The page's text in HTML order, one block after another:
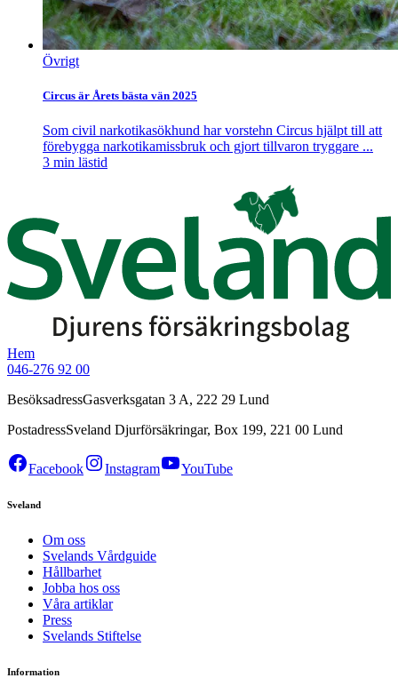
Övrigt
Circus är Årets bästa vän 2025
Som civil narkotikasökhund har vorstehn Circus hjälpt till att
förebygga narkotikamissbruk och gjort tillvaron tryggare ...
3 min lästid
Hem
046-276 92 00
BesöksadressGasverksgatan 3 A, 222 29 Lund
PostadressSveland Djurförsäkringar, Box 199, 221 00 Lund
Facebook Instagram YouTube
Sveland
Om oss
Svelands Vårdguide
Hållbarhet
Jobba hos oss
Våra artiklar
Press
Svelands Stiftelse
Information